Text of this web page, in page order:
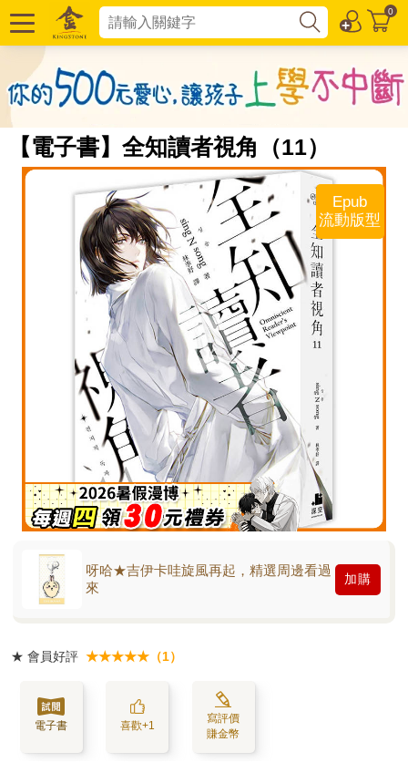
0
【電子書】全知讀者視角（11）
Epub
流動版型
呀哈★吉伊卡哇旋風再起，精選周邊看過
來
加購
★ 會員好評 ★★★★★（1）
電子書 喜歡+1
寫評價
賺金幣